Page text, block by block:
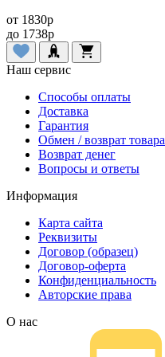
от 1830p
до 1738p
Наш сервис
Способы оплаты
Доставка
Гарантия
Обмен / возврат товара
Возврат денег
Вопросы и ответы
Информация
Карта сайта
Реквизиты
Договор (образец)
Договор-оферта
Конфиденциальность
Авторские права
О нас